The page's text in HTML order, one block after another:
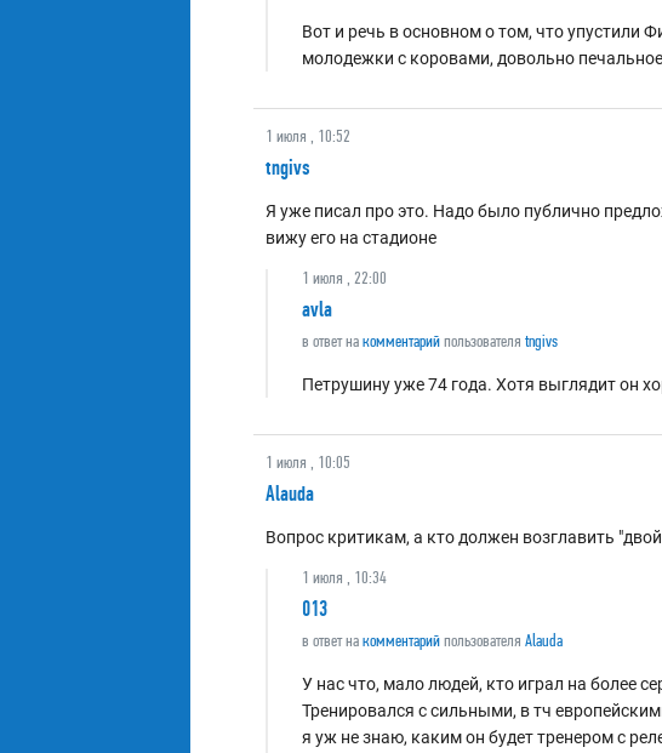
Вот и речь в основном о том, что упустили
молодежки с коровами, довольно
1 июля , 10:52
tngivs
Я уже писал про это. Надо было публично
вижу его на стадионе
1 июля , 22:00
avla
в ответ на комментарийпользователя tngivs
Петрушину уже 74 года. Хотя выглядит он
1 июля , 10:05
Alauda
Вопрос критикам, а кто должен возглавить
1 июля , 10:34
013
в ответ на комментарийпользователя Alauda
У нас что, мало людей, кто играл на более
Тренировался с сильными, в тч
я уж не знаю, каким он будет тренером с